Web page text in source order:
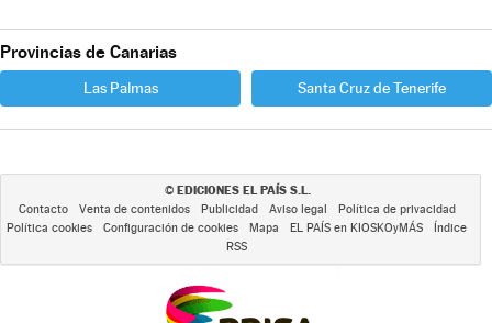
Provincias de Canarias
Las Palmas Santa Cruz de Tenerife
© EDICIONES EL PAÍS S.L.
Contacto Venta de contenidos Publicidad Aviso legal
Política de privacidad
Política cookies
Configuración de cookies Mapa EL PAÍS en KIOSKOyMÁS
Índice
RSS